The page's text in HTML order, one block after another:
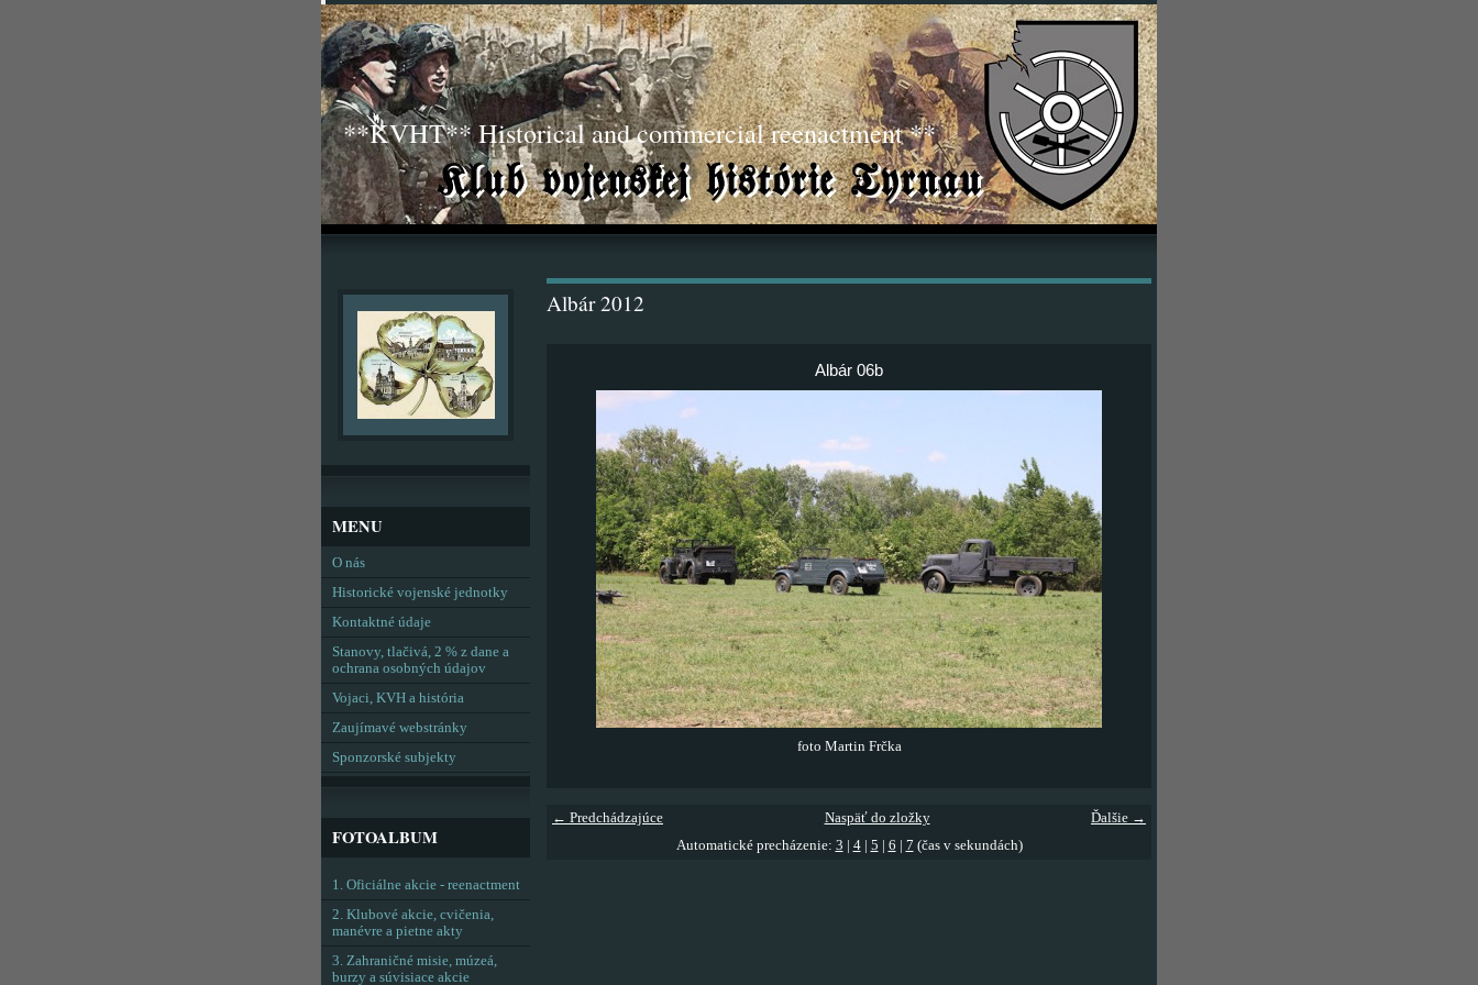
**KVHT** Historical and commercial reenactment **
Albár 2012
Albár 06b
foto Martin Frčka
← Predchádzajúce Ďalšie →
Naspäť do zložky
Automatické precházenie: 3 4| 5 6 7 (čas v sekundách)
MENU
O nás
Historické vojenské jednotky
Kontaktné údaje
Stanovy, tlačivá, 2 % z dane a
ochrana osobných údajov
Vojaci, KVH a história
Zaujímavé webstránky
Sponzorské subjekty
FOTOALBUM
1. Oficiálne akcie - reenactment
2. Klubové akcie, cvičenia,
manévre a pietne akty
3. Zahraničné misie, múzeá,
burzy a súvisiace akcie